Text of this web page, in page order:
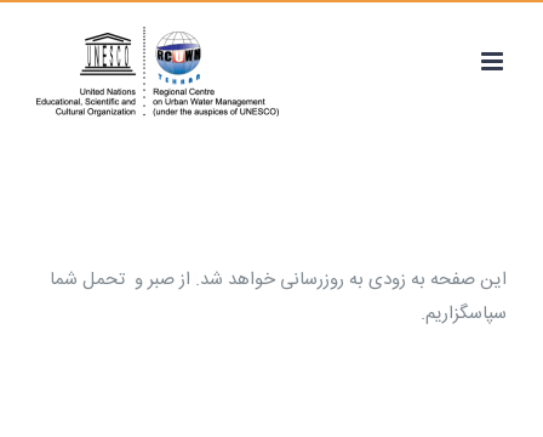
این صفحه به زودی به روزرسانی خواهد شد. از صبر و تحمل شما
سپاسگزاریم.